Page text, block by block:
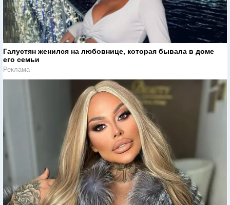
Галустян женился на любовнице, которая бывала в доме
его семьи
Реклама